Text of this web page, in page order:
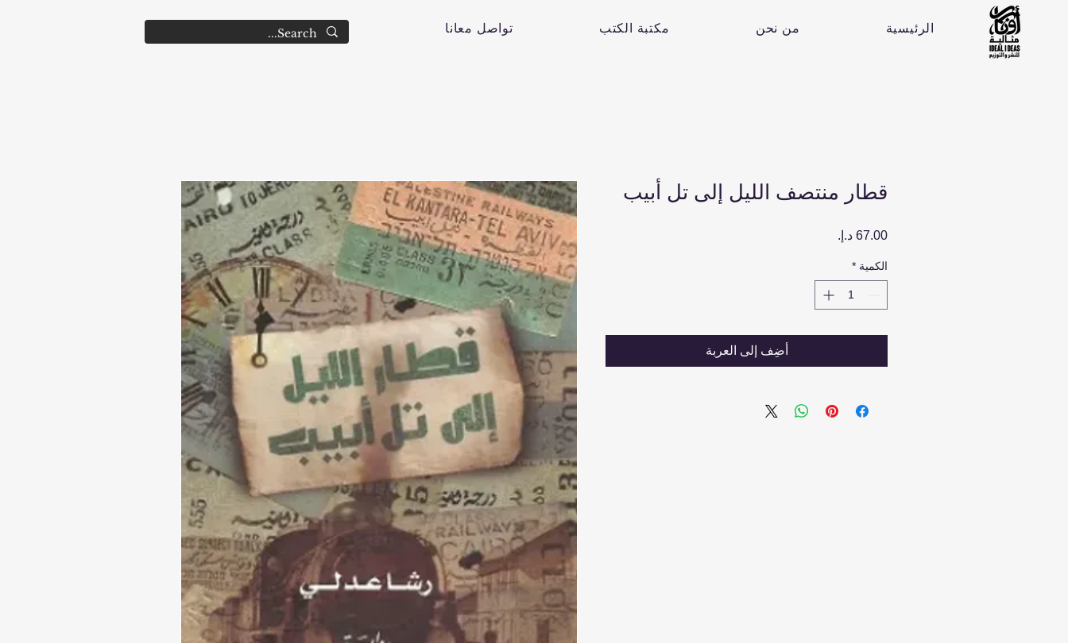
تواصل معانا مكتبة الكتب من نحن الرئيسية
قطار منتصف الليل إلى تل أبيب
الكمية *
أضِف إلى العربة